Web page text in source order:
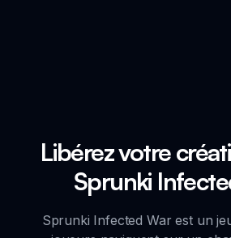
Libérez votre
Sprunki
Sprunki Infected War est un